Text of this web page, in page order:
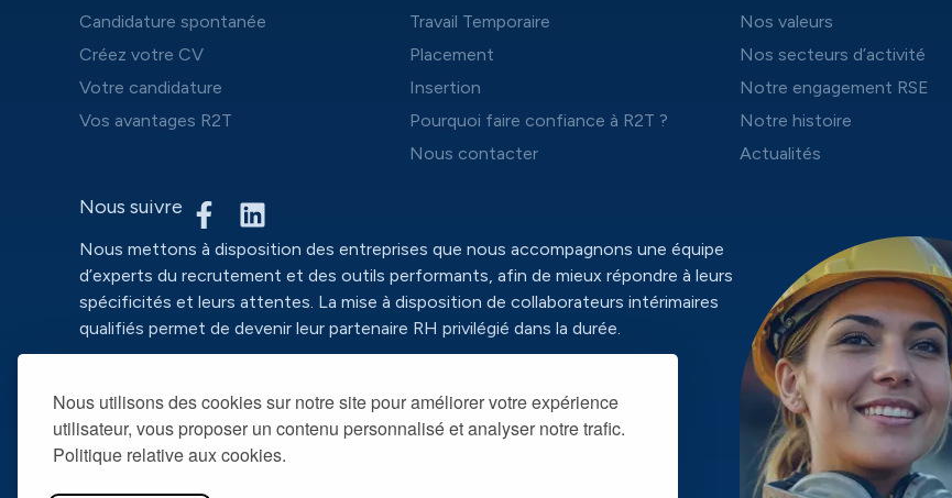
Nous utilisons des cookies sur notre site pour améliorer votre expérience
utilisateur, vous proposer un contenu personnalisé et analyser notre trafic.
Politique relative aux cookies.
Candidature spontanée
Créez votre CV
Votre candidature
Vos avantages R2T
Travail Temporaire
Placement
Insertion
Pourquoi faire confiance à R2T ?
Nous contacter
Nos valeurs
Nos secteurs d’activité
Notre engagement RSE
Notre histoire
Actualités
Nous suivre
Nous mettons à disposition des entreprises que nous accompagnons une équipe
d’experts du recrutement et des outils performants, afin de mieux répondre à leurs
spécificités et leurs attentes. La mise à disposition de collaborateurs intérimaires
qualifiés permet de devenir leur partenaire RH privilégié dans la durée.